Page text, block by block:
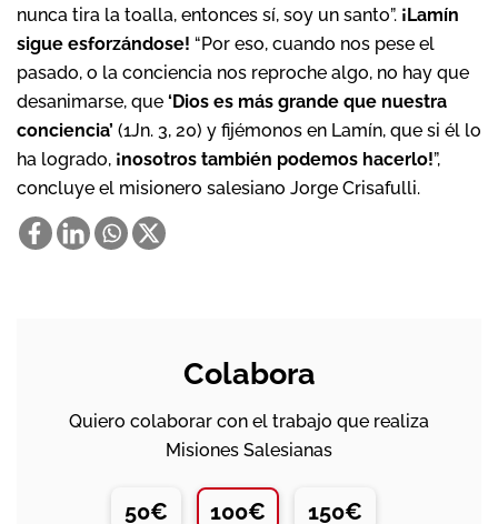
nunca tira la toalla, entonces sí, soy un santo”. ¡Lamín
sigue esforzándose! “Por eso, cuando nos pese el
pasado, o la conciencia nos reproche algo, no hay que
desanimarse, que ‘Dios es más grande que nuestra
conciencia’ (1Jn. 3, 20) y fijémonos en Lamín, que si él lo
ha logrado, ¡nosotros también podemos hacerlo!”,
concluye el misionero salesiano Jorge Crisafulli.
Colabora
Quiero colaborar con el trabajo que realiza
Misiones Salesianas
50€ 100€ 150€